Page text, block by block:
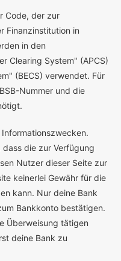
Code, der zur
Finanzinstitution in
in den
Clearing System" (APCS)
(BECS) verwendet. Für
Nummer und die
die zur Verfügung
Nutzer dieser Seite zur
keinerlei Gewähr für die
kann. Nur deine Bank
Bankkonto bestätigen.
Überweisung tätigen
deine Bank zu